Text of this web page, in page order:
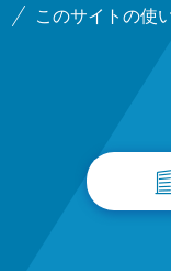
このサイトの使